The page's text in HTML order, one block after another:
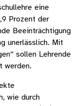
eine
Prozent der
Beeinträchtigung
unerlässlich. Mit
sollen Lehrende
werden.
wie durch